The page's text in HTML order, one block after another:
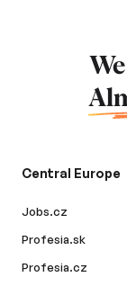
Central Europe
Jobs.cz
Profesia.sk
Profesia.cz